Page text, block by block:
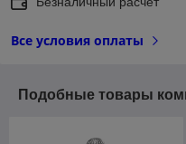
Все условия оплаты
Подобные товары